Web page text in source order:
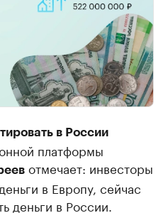
в России
платформы
отмечает: инвесторы
в Европу, сейчас
деньги в России.